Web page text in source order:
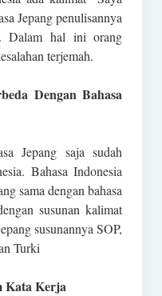
Jepang penulisannya
Dalam hal ini orang
terjemah.
Dengan Bahasa
Jepang saja sudah
Bahasa Indonesia
sama dengan bahasa
susunan kalimat
susunannya SOP,
Turki
Kata Kerja